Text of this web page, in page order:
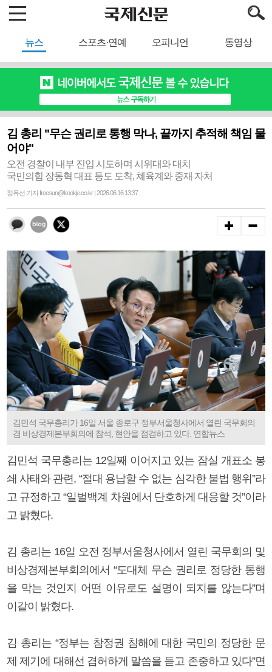
뉴스 스포츠·연예 오피니언 동영상
김 총리 "무슨 권리로 통행 막나, 끝까지 추적해 책임 물
어야"
오전 경찰이 내부 진입 시도하며 시위대와 대치
국민의힘 장동혁 대표 등도 도착, 쳬육계와 중재 자처
정유선 기자 freesun@kookje.co.kr | 2026.06.16 13:37
김민석 국무총리가 16일 서울 종로구 정부서울청사에서 열린 국무회의
겸 비상경제본부회의에 참석, 현안을 점검하고 있다. 연합뉴스
김민석 국무총리는 12일째 이어지고 있는 잠실 개표소 봉
쇄 사태와 관련, “절대 용납할 수 없는 심각한 불법 행위”라
고 규정하고 “일벌백계 차원에서 단호하게 대응할 것”이라
고 밝혔다.
김 총리는 16일 오전 정부서울청사에서 열린 국무회의 및
비상경제본부회의에서 “도대체 무슨 권리로 정당한 통행
을 막는 것인지 어떤 이유로도 설명이 되지를 않는다”며
이같이 밝혔다.
김 총리는 “정부는 참정권 침해에 대한 국민의 정당한 문
제 제기에 대해선 겸허하게 말씀을 듣고 존중하고 있다”면